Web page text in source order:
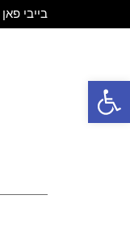
פתח סרגל נגישות
בייבי